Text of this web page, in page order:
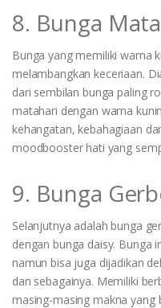
8. Bunga
Bunga yang memiliki warna
melambangkan keceriaan.
dari sembilan bunga paling
matahari dengan warna
kehangatan, kebahagiaan
moodbooster hati yang
9. Bunga
Selanjutnya adalah bunga
dengan bunga daisy. Bunga
namun bisa juga dijadikan
dan sebagainya. Memiliki
masing-masing makna yang